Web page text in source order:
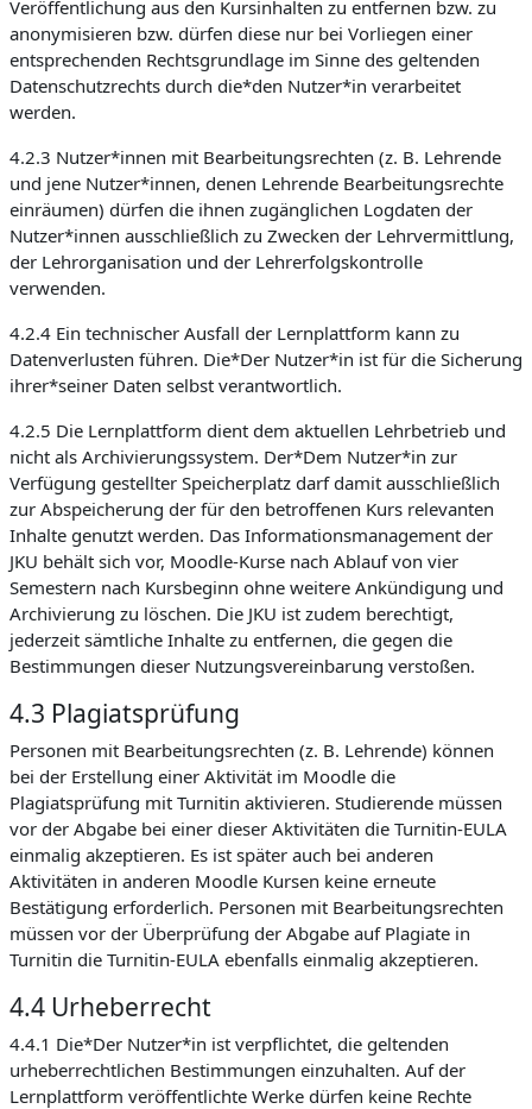
Veröffentlichung aus den Kursinhalten zu entfernen bzw. zu
anonymisieren bzw. dürfen diese nur bei Vorliegen einer
entsprechenden Rechtsgrundlage im Sinne des geltenden
Datenschutzrechts durch die*den Nutzer*in verarbeitet
werden.
4.2.3 Nutzer*innen mit Bearbeitungsrechten (z. B. Lehrende
und jene Nutzer*innen, denen Lehrende Bearbeitungsrechte
einräumen) dürfen die ihnen zugänglichen Logdaten der
Nutzer*innen ausschließlich zu Zwecken der Lehrvermittlung,
der Lehrorganisation und der Lehrerfolgskontrolle
verwenden.
4.2.4 Ein technischer Ausfall der Lernplattform kann zu
Datenverlusten führen. Die*Der Nutzer*in ist für die Sicherung
ihrer*seiner Daten selbst verantwortlich.
4.2.5 Die Lernplattform dient dem aktuellen Lehrbetrieb und
nicht als Archivierungssystem. Der*Dem Nutzer*in zur
Verfügung gestellter Speicherplatz darf damit ausschließlich
zur Abspeicherung der für den betroffenen Kurs relevanten
Inhalte genutzt werden. Das Informationsmanagement der
JKU behält sich vor, Moodle-Kurse nach Ablauf von vier
Semestern nach Kursbeginn ohne weitere Ankündigung und
Archivierung zu löschen. Die JKU ist zudem berechtigt,
jederzeit sämtliche Inhalte zu entfernen, die gegen die
Bestimmungen dieser Nutzungsvereinbarung verstoßen.
4.3 Plagiatsprüfung
Personen mit Bearbeitungsrechten (z. B. Lehrende) können
bei der Erstellung einer Aktivität im Moodle die
Plagiatsprüfung mit Turnitin aktivieren. Studierende müssen
vor der Abgabe bei einer dieser Aktivitäten die Turnitin-EULA
einmalig akzeptieren. Es ist später auch bei anderen
Aktivitäten in anderen Moodle Kursen keine erneute
Bestätigung erforderlich. Personen mit Bearbeitungsrechten
müssen vor der Überprüfung der Abgabe auf Plagiate in
Turnitin die Turnitin-EULA ebenfalls einmalig akzeptieren.
4.4 Urheberrecht
4.4.1 Die*Der Nutzer*in ist verpflichtet, die geltenden
urheberrechtlichen Bestimmungen einzuhalten. Auf der
Lernplattform veröffentlichte Werke dürfen keine Rechte